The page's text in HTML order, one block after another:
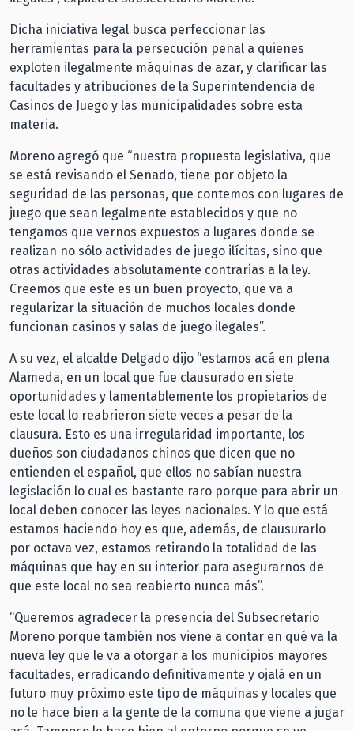
Dicha iniciativa legal busca perfeccionar las
herramientas para la persecución penal a quienes
exploten ilegalmente máquinas de azar, y clarificar las
facultades y atribuciones de la Superintendencia de
Casinos de Juego y las municipalidades sobre esta
materia.
Moreno agregó que “nuestra propuesta legislativa, que
se está revisando el Senado, tiene por objeto la
seguridad de las personas, que contemos con lugares de
juego que sean legalmente establecidos y que no
tengamos que vernos expuestos a lugares donde se
realizan no sólo actividades de juego ilícitas, sino que
otras actividades absolutamente contrarias a la ley.
Creemos que este es un buen proyecto, que va a
regularizar la situación de muchos locales donde
funcionan casinos y salas de juego ilegales”.
A su vez, el alcalde Delgado dijo “estamos acá en plena
Alameda, en un local que fue clausurado en siete
oportunidades y lamentablemente los propietarios de
este local lo reabrieron siete veces a pesar de la
clausura. Esto es una irregularidad importante, los
dueños son ciudadanos chinos que dicen que no
entienden el español, que ellos no sabían nuestra
legislación lo cual es bastante raro porque para abrir un
local deben conocer las leyes nacionales. Y lo que está
estamos haciendo hoy es que, además, de clausurarlo
por octava vez, estamos retirando la totalidad de las
máquinas que hay en su interior para asegurarnos de
que este local no sea reabierto nunca más”.
“Queremos agradecer la presencia del Subsecretario
Moreno porque también nos viene a contar en qué va la
nueva ley que le va a otorgar a los municipios mayores
facultades, erradicando definitivamente y ojalá en un
futuro muy próximo este tipo de máquinas y locales que
no le hace bien a la gente de la comuna que viene a jugar